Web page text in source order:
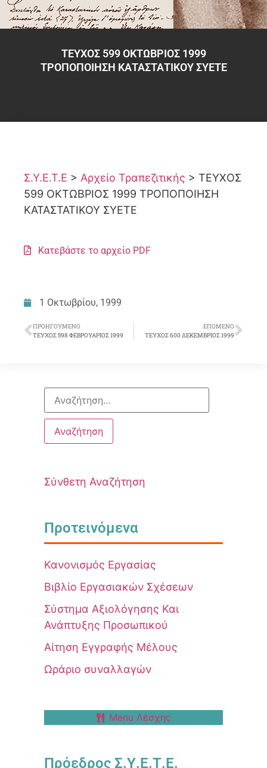
ΤΕΥΧΟΣ 599 ΟΚΤΩΒΡΙΟΣ 1999
ΤΡΟΠΟΠΟΙΗΣΗ ΚΑΤΑΣΤΑΤΙΚΟΥ ΣΥΕΤΕ
Σ.Υ.Ε.Τ.Ε > Αρχείο Τραπεζιτικής > ΤΕΥΧΟΣ
599 ΟΚΤΩΒΡΙΟΣ 1999 ΤΡΟΠΟΠΟΙΗΣΗ
ΚΑΤΑΣΤΑΤΙΚΟΥ ΣΥΕΤΕ
Κατεβάστε το αρχείο PDF
1 Οκτωβρίου, 1999
ΠΡΟΗΓΟΎΜΕΝΟ
ΤΕΥΧΟΣ 598 ΦΕΒΡΟΥΑΡΙΟΣ 1999
ΕΠΌΜΕΝΟ
ΤΕΥΧΟΣ 600 ΔΕΚΕΜΒΡΙΟΣ 1999
Σύνθετη Αναζήτηση
Προτεινόμενα
Κανονισμός Εργασίας
Βιβλίο Εργασιακών Σχέσεων
Σύστημα Αξιολόγησης Και
Ανάπτυξης Προσωπικού
Αίτηση Εγγραφής Μέλους
Ωράριο συναλλαγών
Menu Λέσχης
Πρόεδρος Σ.Υ.Ε.Τ.Ε.